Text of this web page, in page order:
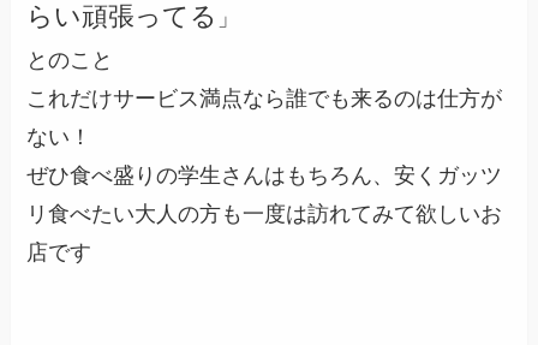
らい頑張ってる 」
とのこと
これだけサービス満点なら誰でも来るのは仕方が
ない！
ぜひ食べ盛りの学生さんはもちろん、安くガッツ
リ食べたい大人の方も一度は訪れてみて欲しいお
店です